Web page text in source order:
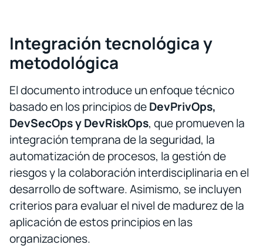
Integración tecnológica y
metodológica
El documento introduce un enfoque técnico
basado en los principios deDevPrivOps,
DevSecOps y DevRiskOps, que promueven la
integración temprana de la seguridad, la
automatización de procesos, la gestión de
riesgos y la colaboración interdisciplinaria en el
desarrollo de software. Asimismo, se incluyen
criterios para evaluar el nivel de madurez de la
aplicación de estos principios en las
organizaciones.